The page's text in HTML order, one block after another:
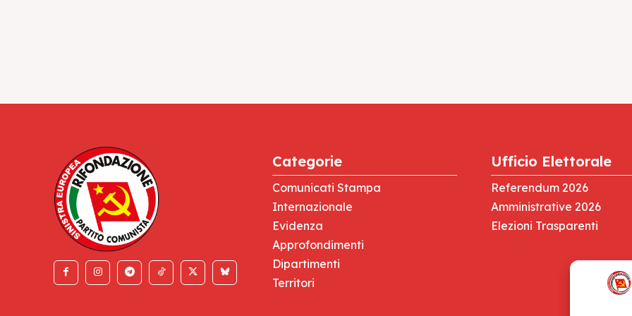
Categorie
Comunicati Stampa
Internazionale
Evidenza
Approfondimenti
Dipartimenti
Territori
Ufficio Elettorale
Referendum 2026
Amministrative 2026
Elezioni Trasparenti